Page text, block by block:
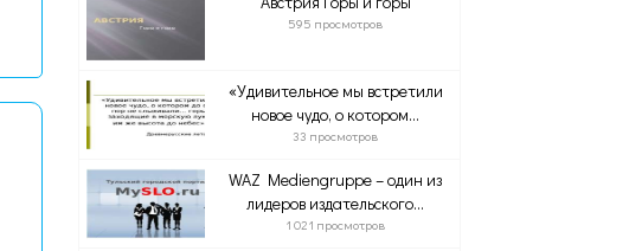
595 просмотров
«Удивительное мы встретили
новое чудо, о котором...
33 просмотров
WAZ Mediengruppe – один из
лидеров издательского...
1 021 просмотров